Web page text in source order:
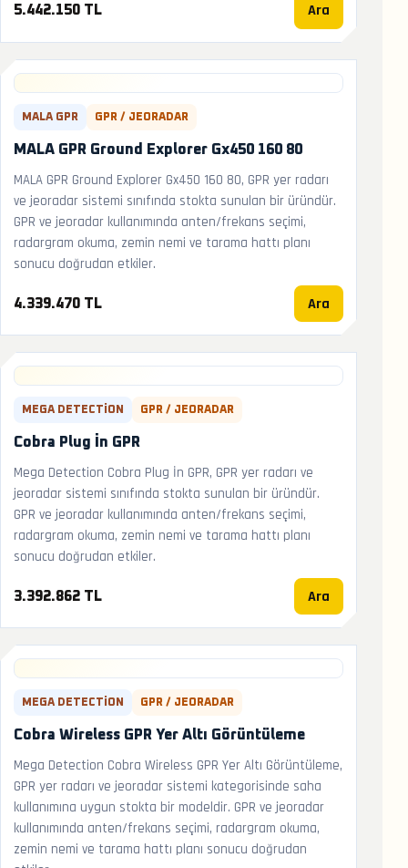
5.442.150 TL Ara
MALA GPR GPR / JEORADAR
MALA GPR Ground Explorer Gx450 160 80
MALA GPR Ground Explorer Gx450 160 80, GPR yer radarı
ve jeoradar sistemi sınıfında stokta sunulan bir üründür.
GPR ve jeoradar kullanımında anten/frekans seçimi,
radargram okuma, zemin nemi ve tarama hattı planı
sonucu doğrudan etkiler.
4.339.470 TL Ara
MEGA DETECTION GPR / JEORADAR
Cobra Plug İn GPR
Mega Detection Cobra Plug İn GPR, GPR yer radarı ve
jeoradar sistemi sınıfında stokta sunulan bir üründür.
GPR ve jeoradar kullanımında anten/frekans seçimi,
radargram okuma, zemin nemi ve tarama hattı planı
sonucu doğrudan etkiler.
3.392.862 TL Ara
MEGA DETECTION GPR / JEORADAR
Cobra Wireless GPR Yer Altı Görüntüleme
Mega Detection Cobra Wireless GPR Yer Altı Görüntüleme,
GPR yer radarı ve jeoradar sistemi kategorisinde saha
kullanımına uygun stokta bir modeldir. GPR ve jeoradar
kullanımında anten/frekans seçimi, radargram okuma,
zemin nemi ve tarama hattı planı sonucu doğrudan